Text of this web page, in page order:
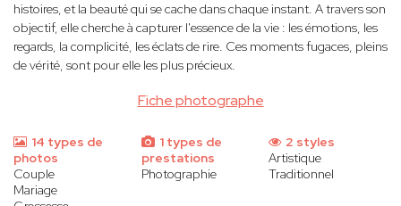
Fiche photographe
histoires, et la beauté qui se cache dans chaque instant. A travers son
objectif, elle cherche à capturer l'essence de la vie : les émotions, les
regards, la complicité, les éclats de rire. Ces moments fugaces, pleins
de vérité, sont pour elle les plus précieux.
14 types de
photos
Couple
Mariage
1 types de
prestations
Photographie
2 styles
Artistique
Traditionnel